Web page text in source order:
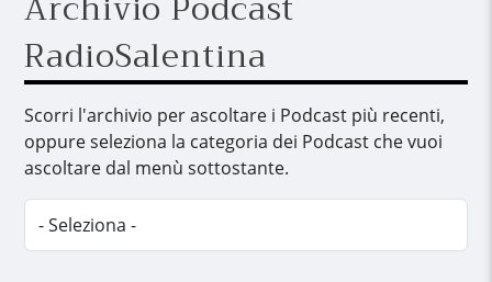
RadioSalentina
Scorri l'archivio per ascoltare i Podcast più recenti,
oppure seleziona la categoria dei Podcast che vuoi
ascoltare dal menù sottostante.